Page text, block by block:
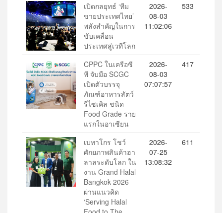
เปิดกลยุทธ์ ‘ทีม
ขายประเทศไทย’
พลังสำคัญในการ
ขับเคลื่อน
ประเทศสู่เวทีโลก
2026-
08-03
11:02:06
533
CPPC ในเครือซี
พี จับมือ SCGC
เปิดตัวบรรจุ
ภัณฑ์อาหารสัตว์
รีไซเคิล ชนิด
Food Grade ราย
แรกในอาเซียน
2026-
08-03
07:07:57
417
เบทาโกร โชว์
ศักยภาพสินค้าฮา
ลาลระดับโลก ใน
งาน Grand Halal
Bangkok 2026
ผ่านแนวคิด
‘Serving Halal
2026-
07-25
13:08:32
611